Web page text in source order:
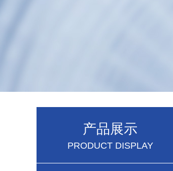
产品展示
PRODUCT DISPLAY